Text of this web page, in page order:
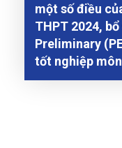
một số điều
THPT 2024,
Preliminary
tốt nghiệp